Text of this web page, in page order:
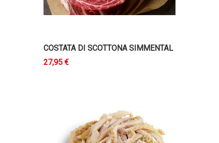
COSTATA DI SCOTTONA SIMMENTAL
27,95 €